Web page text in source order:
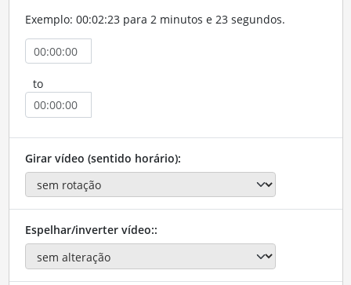
Exemplo: 00:02:23 para 2 minutos e 23 segundos.
to
Girar vídeo (sentido horário):
Espelhar/inverter vídeo::